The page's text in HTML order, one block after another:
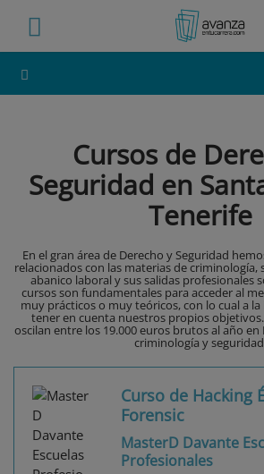
Cursos de
Seguridad en
Tenerife
En el gran área de Derecho y Seguridad
relacionados con las materias de criminología,
abanico laboral y sus salidas profesionales
cursos son fundamentales para acceder al
muy prácticos o muy teóricos, con lo cual a
tener en cuenta nuestros propios
oscilan entre los 19.000 euros brutos al año en
criminología y
Curso de Hacking
Forensic
MasterD Davante
Profesionales